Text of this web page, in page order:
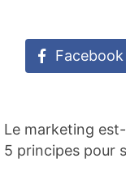
Facebook
Le marketing
5 principes pour